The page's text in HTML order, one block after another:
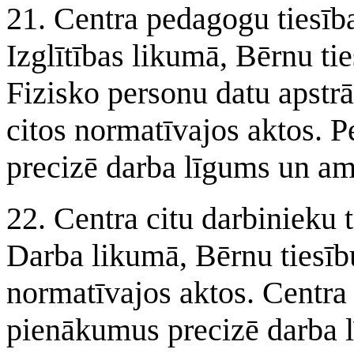
21. Centra pedagogu
Izglītības likumā, Bērnu
Fizisko personu datu
citos normatīvajos aktos.
precizē darba līgums un
22. Centra citu darbinieku
Darba likumā, Bērnu
normatīvajos aktos.
pienākumus precizē darba